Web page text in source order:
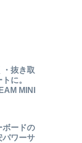
・抜き取
に。
MINI
ボードの
パワーサ